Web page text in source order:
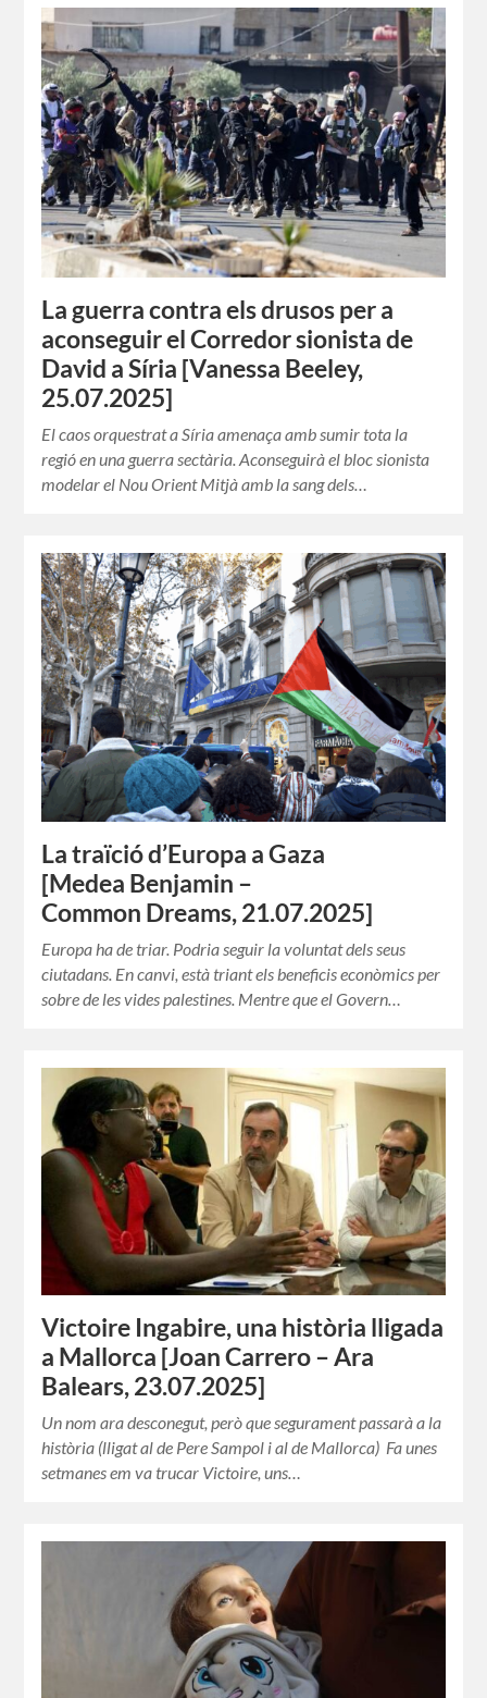
La guerra contra els drusos per a
aconseguir el Corredor sionista de
David a Síria [Vanessa Beeley,
25.07.2025]
El caos orquestrat a Síria amenaça amb sumir tota la
regió en una guerra sectària. Aconseguirà el bloc sionista
modelar el Nou Orient Mitjà amb la sang dels…
La traïció d’Europa a Gaza
[Medea Benjamin –
Common Dreams, 21.07.2025]
Europa ha de triar. Podria seguir la voluntat dels seus
ciutadans. En canvi, està triant els beneficis econòmics per
sobre de les vides palestines. Mentre que el Govern…
Victoire Ingabire, una història lligada
a Mallorca [Joan Carrero – Ara
Balears, 23.07.2025]
Un nom ara desconegut, però que segurament passarà a la
història (lligat al de Pere Sampol i al de Mallorca) Fa unes
setmanes em va trucar Victoire, uns…